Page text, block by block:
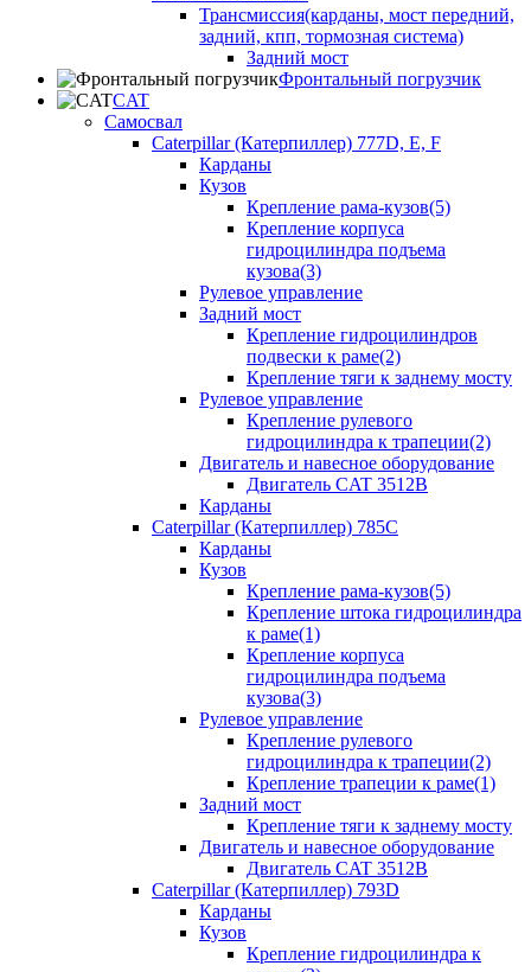
Трансмиссия(карданы, мост передний,
задний, кпп, тормозная система)
Задний мост
Фронтальный погрузчик
CAT
Самосвал
Caterpillar (Катерпиллер) 777D, E, F
Карданы
Кузов
Крепление рама-кузов(5)
Крепление корпуса
гидроцилиндра подъема
кузова(3)
Рулевое управление
Задний мост
Крепление гидроцилиндров
подвески к раме(2)
Крепление тяги к заднему мосту
Рулевое управление
Крепление рулевого
гидроцилиндра к трапеции(2)
Двигатель и навесное оборудование
Двигатель CAT 3512B
Карданы
Caterpillar (Катерпиллер) 785C
Карданы
Кузов
Крепление рама-кузов(5)
Крепление штока гидроцилиндра
к раме(1)
Крепление корпуса
гидроцилиндра подъема
кузова(3)
Рулевое управление
Крепление рулевого
гидроцилиндра к трапеции(2)
Крепление трапеции к раме(1)
Задний мост
Крепление тяги к заднему мосту
Двигатель и навесное оборудование
Двигатель CAT 3512B
Caterpillar (Катерпиллер) 793D
Карданы
Кузов
Крепление гидроцилиндра к